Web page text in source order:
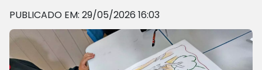
PUBLICADO EM: 29/05/2026 16:03